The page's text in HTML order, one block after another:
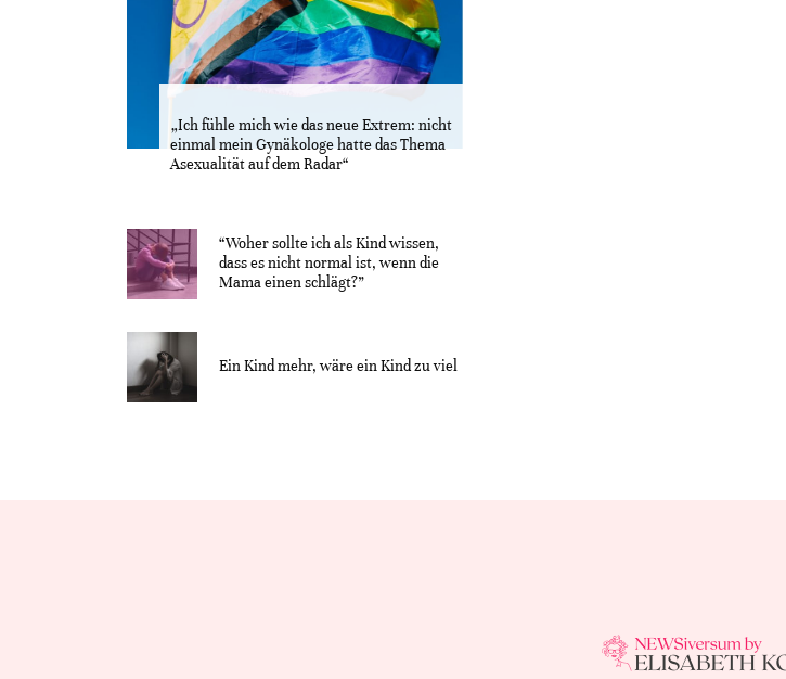
„Ich fühle mich wie das neue Extrem: nicht
einmal mein Gynäkologe hatte das Thema
Asexualität auf dem Radar“
“Woher sollte ich als Kind wissen,
dass es nicht normal ist, wenn die
Mama einen schlägt?”
Ein Kind mehr, wäre ein Kind zu viel